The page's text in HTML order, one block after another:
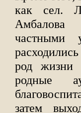
как сел.
Амбалова
род жизни
родные
затем